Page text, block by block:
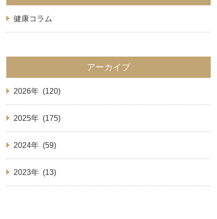
健康コラム
アーカイブ
2026年 (120)
2025年 (175)
2024年 (59)
2023年 (13)